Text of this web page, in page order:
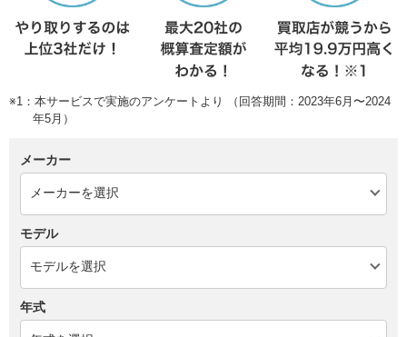
※1：本サービスで実施のアンケートより （回答期間：2023年6月〜2024
年5月）
メーカー
モデル
年式